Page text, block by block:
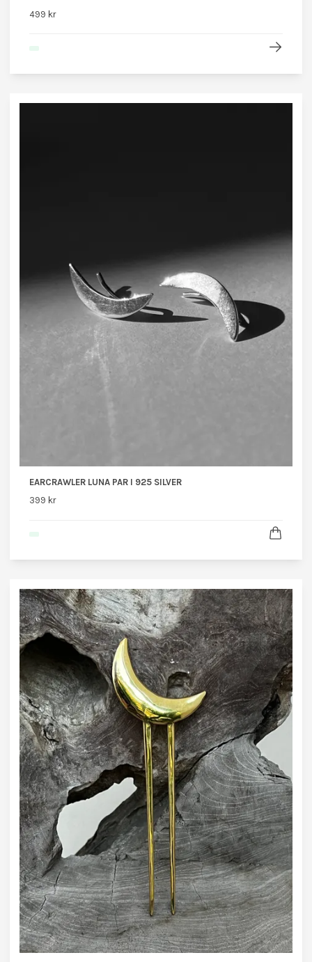
499 kr
EARCRAWLER LUNA PAR I 925 SILVER
399 kr